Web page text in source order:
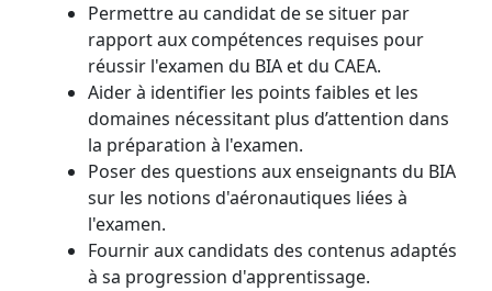
Permettre au candidat de se situer par
rapport aux compétences requises pour
réussir l'examen du BIA et du CAEA.
Aider à identifier les points faibles et les
domaines nécessitant plus d’attention dans
la préparation à l'examen.
Poser des questions aux enseignants du BIA
sur les notions d'aéronautiques liées à
l'examen.
Fournir aux candidats des contenus adaptés
à sa progression d'apprentissage.